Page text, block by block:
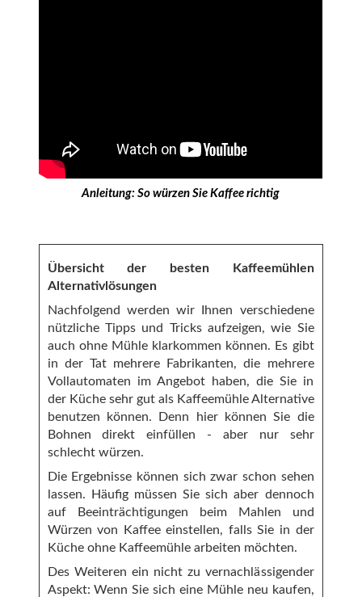
Anleitung: So würzen Sie Kaffee richtig
Übersicht der besten Kaffeemühlen
Alternativlösungen
Nachfolgend werden wir Ihnen verschiedene
nützliche Tipps und Tricks aufzeigen, wie Sie
auch ohne Mühle klarkommen können. Es gibt
in der Tat mehrere Fabrikanten, die mehrere
Vollautomaten im Angebot haben, die Sie in
der Küche sehr gut als Kaffeemühle Alternative
benutzen können. Denn hier können Sie die
Bohnen direkt einfüllen - aber nur sehr
schlecht würzen.
Die Ergebnisse können sich zwar schon sehen
lassen. Häufig müssen Sie sich aber dennoch
auf Beeinträchtigungen beim Mahlen und
Würzen von Kaffee einstellen, falls Sie in der
Küche ohne Kaffeemühle arbeiten möchten.
Des Weiteren ein nicht zu vernachlässigender
Aspekt: Wenn Sie sich eine Mühle neu kaufen,